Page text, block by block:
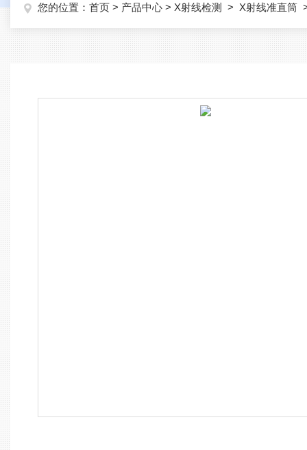
您的位置： 首页 > 产品中心 > X射线检测 > X射线准直筒